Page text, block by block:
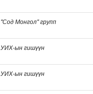
"Сод Монгол" групп
УИХ-ын гишүүн
УИХ-ын гишүүн